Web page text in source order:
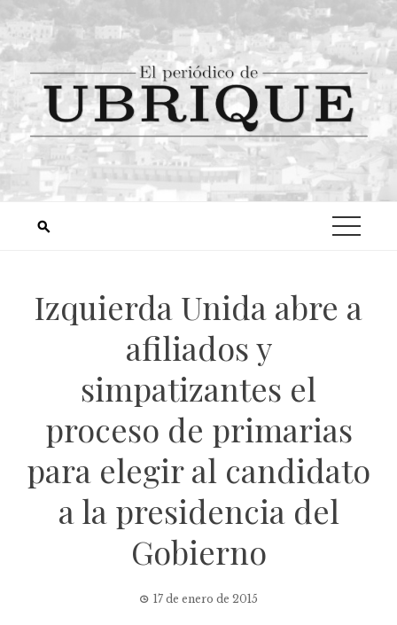
Izquierda Unida abre a
afiliados y
simpatizantes el
proceso de primarias
para elegir al candidato
a la presidencia del
Gobierno
17 de enero de 2015